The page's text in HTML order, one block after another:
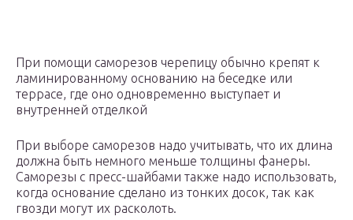
При помощи саморезов черепицу обычно крепят к
ламинированному основанию на беседке или
террасе, где оно одновременно выступает и
внутренней отделкой
При выборе саморезов надо учитывать, что их длина
должна быть немного меньше толщины фанеры.
Саморезы с пресс-шайбами также надо использовать,
когда основание сделано из тонких досок, так как
гвозди могут их расколоть.